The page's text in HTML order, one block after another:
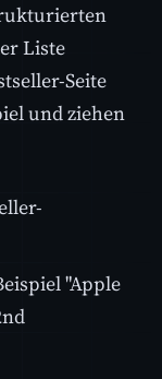
Liste
Seite
und ziehen
"Apple